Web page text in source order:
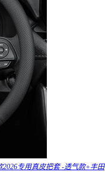
专用真皮把套 -透气款+丰田